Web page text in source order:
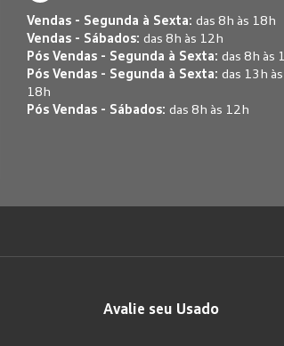
Vendas - Segunda à Sexta: das 8h às 18h
Vendas - Sábados: das 8h às 12h
Pós Vendas - Segunda à Sexta: das 8h às
Pós Vendas - Segunda à Sexta: das 13h às
18h
Pós Vendas - Sábados: das 8h às 12h
Avalie seu Usado